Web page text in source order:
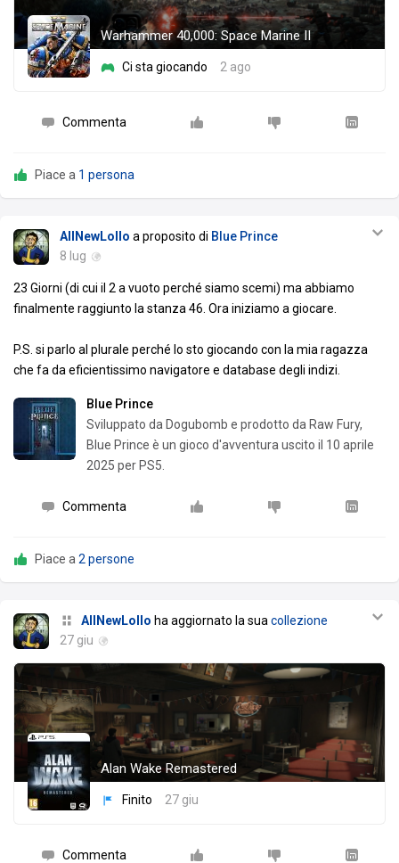
Warhammer 40,000: Space Marine II
Ci sta giocando 2 ago
Commenta
Piace a 1 persona
AllNewLollo a proposito di Blue Prince
8 lug
23 Giorni (di cui il 2 a vuoto perché siamo scemi) ma abbiamo
finalmente raggiunto la stanza 46. Ora iniziamo a giocare.
P.S. si parlo al plurale perché lo sto giocando con la mia ragazza
che fa da eficientissimo navigatore e database degli indizi.
Blue Prince
Sviluppato da Dogubomb e prodotto da Raw Fury,
Blue Prince è un gioco d'avventura uscito il 10 aprile
2025 per PS5.
Commenta
Piace a 2 persone
AllNewLollo ha aggiornato la sua collezione
27 giu
Alan Wake Remastered
Finito 27 giu
Commenta